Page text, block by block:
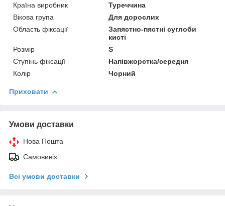
Країна виробник
Туреччина
Вікова група
Для дорослих
Область фіксації
Запястно-пястні суглоби
кисті
Розмір
S
Ступінь фіксації
Напівжорстка/середня
Колір
Чорний
Приховати
Умови доставки
Нова Пошта
Самовивіз
Всі умови доставки